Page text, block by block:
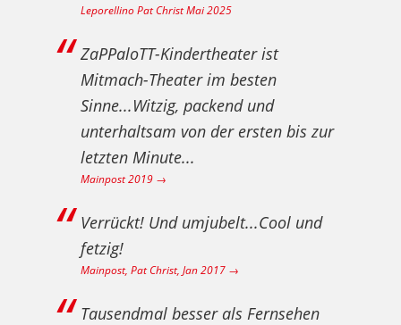
Leporellino Pat Christ Mai 2025
ZaPPaloTT-Kindertheater ist
Mitmach-Theater im besten
Sinne...Witzig, packend und
unterhaltsam von der ersten bis zur
letzten Minute...
Mainpost 2019 →
Verrückt! Und umjubelt...Cool und
fetzig!
Mainpost, Pat Christ, Jan 2017 →
Tausendmal besser als Fernsehen